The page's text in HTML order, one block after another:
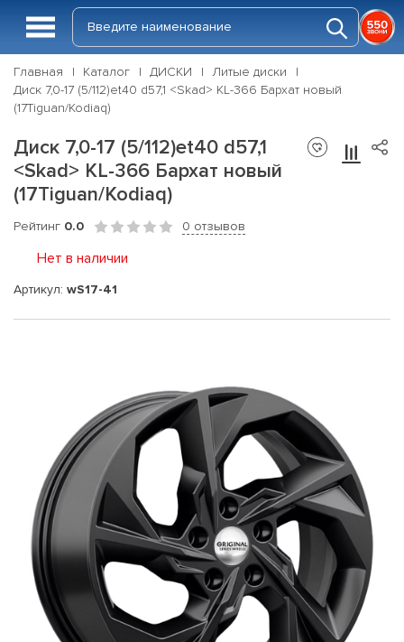
Главная Каталог ДИСКИ
Литые диски
Диск 7,0-17 (5/112)et40 d57,1 <Skad> KL-366 Бархат новый
(17Tiguan/Kodiaq)
Диск 7,0-17 (5/112)et40 d57,1
<Skad> KL-366 Бархат новый
(17Tiguan/Kodiaq)
Рейтинг 0.0 0 отзывов
Нет в наличии
Артикул: wS17-41